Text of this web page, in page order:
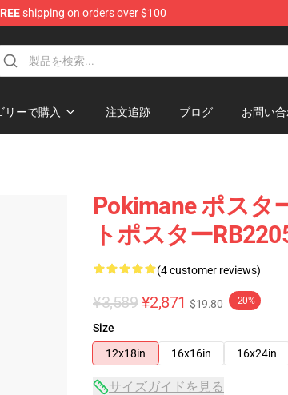
shipping on orders over $100
リーで購入 注文追跡 ブログ お問い
Pokimane ポスタ
トポスター
(4 customer reviews)
¥3,589 ¥2,871 $19.80 -20%
Size
12x18in
16x16in 16x24in
サイズガイドを見る